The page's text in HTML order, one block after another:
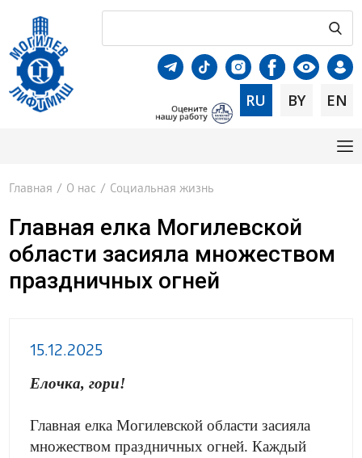
RU BY EN
Главная / О нас / Социальная жизнь
Главная елка Могилевской
области засияла множеством
праздничных огней
15.12.2025
Елочка, гори!
Главная елка Могилевской области засияла
множеством праздничных огней. Каждый